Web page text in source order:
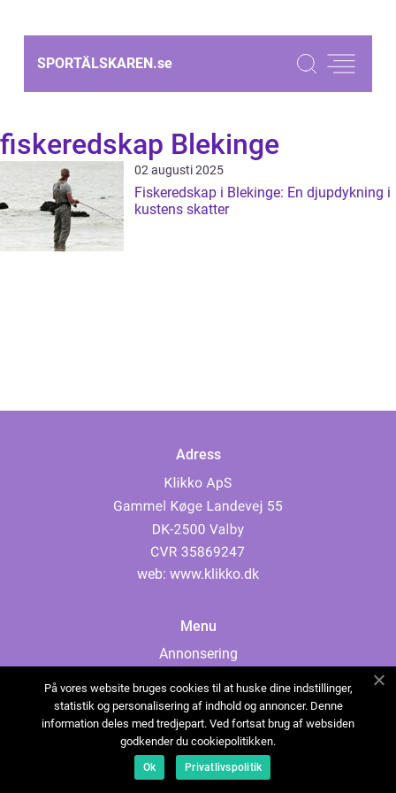
SPORTÄLSKAREN.se
fiskeredskap Blekinge
02 augusti 2025
Fiskeredskap i Blekinge: En djupdykning i
kustens skatter
Adress
web: www.klikko.dk
Menu
Annonsering
Cookies
Kontakta oss
Sitemap
På vores website bruges cookies til at huske dine indstillinger,
statistik og personalisering af indhold og annoncer. Denne
information deles med tredjepart. Ved fortsat brug af websiden
godkender du cookiepolitikken.
Ok Privatlivspolitik